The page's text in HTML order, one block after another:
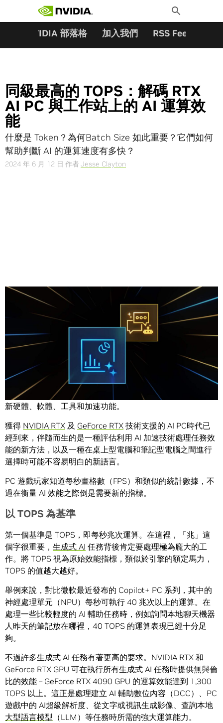
Toggle
Search
NVIDIA 部落格 加入我們 RSS Feeds
同級最高的 TOPS：解碼 RTX
AI PC 與工作站上的 AI 運算效
能
什麼是 Token？為何Batch Size 如此重要？它們如何
幫助判斷 AI 的運算速度有多快？
2024 年 6 月 12 日 作者Jesse Clayton
Share
此篇文章屬於 「解碼 AI 」系列，該系列文章會以簡單易懂的
方式解碼 AI，同時展示適用於 RTX PC 和工作站使用者的全
新硬體、軟體、工具和加速功能。
獲得 NVIDIA RTX 及 GeForce RTX 技術支援的 AI PC時代已
經到來，伴隨而生的是一種評估利用 AI 加速技術處理任務效
能的新方法，以及一種在桌上型電腦和筆記型電腦之間進行
選擇時可能不容易明白的新語言。
PC 遊戲玩家知道每秒畫格數（FPS）和類似的統計數據，不
過在衡量 AI 效能之際倒是需要新的指標。
以 TOPS 為基準
第一個基準是 TOPS，即每秒兆次運算。在這裡，「兆」這
個字很重要， 生成式 AI 任務背後肯定要處理極為龐大的工
作。將 TOPS 視為原始效能指標，類似於引擎的額定馬力，
TOPS 的值越大越好。
舉例來說，對比微軟最近發布的 Copilot+ PC 系列，其中的
神經處理單元（NPU）每秒可執行 40 兆次以上的運算。在
處理一些比較輕度的 AI 輔助任務時，例如詢問本地聊天機器
人昨天的筆記放在哪裡，40 TOPS 的運算表現已經十分足
夠。
不過許多生成式 AI 任務有著更高的要求。NVIDIA RTX 和
GeForce RTX GPU 可在執行所有生成式 AI 任務時提供無與倫
比的效能 – GeForce RTX 4090 GPU 的運算效能達到 1,300
TOPS 以上。這正是處理建立 AI 輔助數位內容（DCC）、PC
遊戲中的 AI超級解析度、從文字或視訊生成影像、查詢本地
大型語言模型 （LLM）等任務時所需的強大運算能力。